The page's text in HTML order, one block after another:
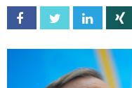
Facebook Twitter Linkedin